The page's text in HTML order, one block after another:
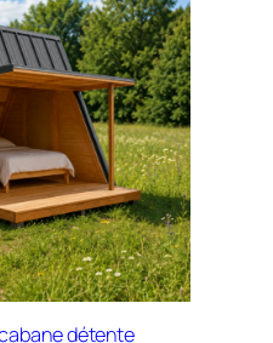
détente